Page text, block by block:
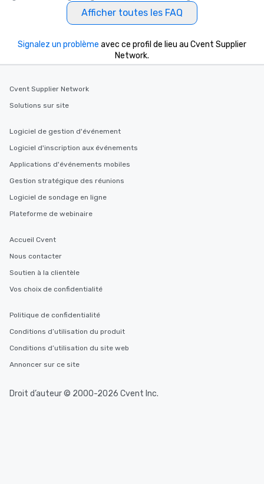
Afficher toutes les FAQ
Signalez un problème avec ce profil de lieu au Cvent Supplier
Network.
Cvent Supplier Network
Solutions sur site
Logiciel de gestion d'événement
Logiciel d'inscription aux événements
Applications d'événements mobiles
Gestion stratégique des réunions
Logiciel de sondage en ligne
Plateforme de webinaire
Accueil Cvent
Nous contacter
Soutien à la clientèle
Vos choix de confidentialité
Politique de confidentialité
Conditions d’utilisation du produit
Conditions d’utilisation du site web
Annoncer sur ce site
Droit d’auteur © 2000-2026 Cvent Inc.